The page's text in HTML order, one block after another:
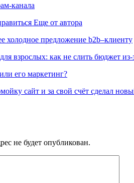
канала
Еще от автора
холодное предложение b2b–клиенту
взрослых: как не слить бюджет
его маркетинг?
сайт и за свой счёт сделал
не будет опубликован.